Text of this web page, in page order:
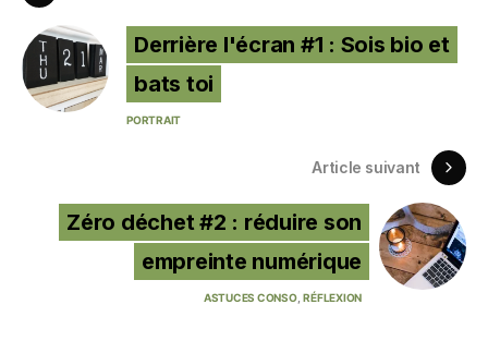
Derrière l'écran #1 : Sois bio et
bats toi
PORTRAIT
Article suivant
Zéro déchet #2 : réduire son
empreinte numérique
ASTUCES CONSO RÉFLEXION